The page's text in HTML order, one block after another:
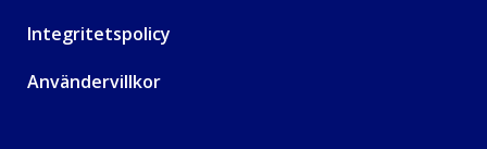
Integritetspolicy
Användervillkor